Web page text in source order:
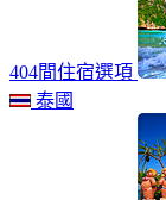
404間住宿選項
泰國